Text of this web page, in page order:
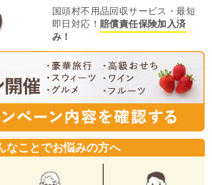
国頭村不用品回収サービス・最短
即日対応！ 賠償責任保険加入済
み！
なことでお悩みの方へ